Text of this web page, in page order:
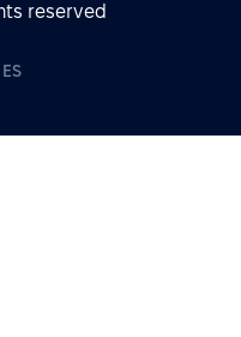
reserved
ES